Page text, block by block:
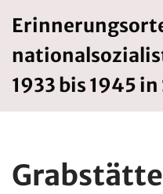
Inhalt
springen
1933 bis 1945